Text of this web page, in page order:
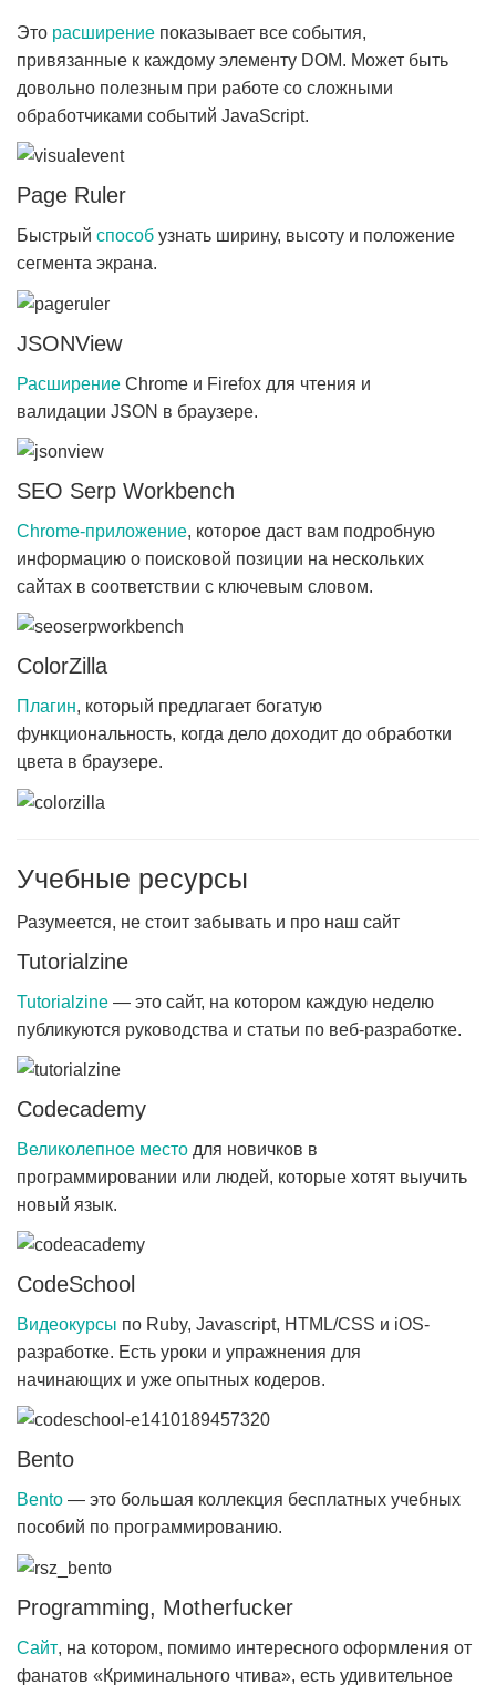
Это расширение показывает все события,
привязанные к каждому элементу DOM. Может быть
довольно полезным при работе со сложными
обработчиками событий JavaScript.
Page Ruler
Быстрый способ узнать ширину, высоту и положение
сегмента экрана.
JSONView
Расширение Chrome и Firefox для чтения и
валидации JSON в браузере.
SEO Serp Workbench
Chrome-приложение, которое даст вам подробную
информацию о поисковой позиции на нескольких
сайтах в соответствии с ключевым словом.
ColorZilla
Плагин, который предлагает богатую
функциональность, когда дело доходит до обработки
цвета в браузере.
Учебные ресурсы
Разумеется, не стоит забывать и про наш сайт
Tutorialzine
Tutorialzine — это сайт, на котором каждую неделю
публикуются руководства и статьи по веб-разработке.
Codecademy
Великолепное место для новичков в
программировании или людей, которые хотят выучить
новый язык.
CodeSchool
Видеокурсы по Ruby, Javascript, HTML/CSS и iOS-
разработке. Есть уроки и упражнения для
начинающих и уже опытных кодеров.
Bento
Bento — это большая коллекция бесплатных учебных
пособий по программированию.
Programming, Motherfucker
Сайт, на котором, помимо интересного оформления от
фанатов «Криминального чтива», есть удивительное